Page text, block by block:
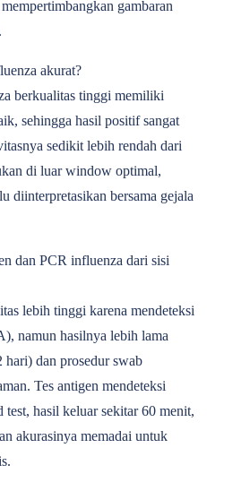
gambaran
akurat?
berkualitas tinggi memiliki
sehingga hasil positif sangat
sedikit lebih rendah dari
di luar window optimal,
diinterpretasikan bersama gejala
dan PCR influenza dari sisi
lebih tinggi karena mendeteksi
namun hasilnya lebih lama
hari) dan prosedur swab
Tes antigen mendeteksi
hasil keluar sekitar 60 menit,
akurasinya memadai untuk